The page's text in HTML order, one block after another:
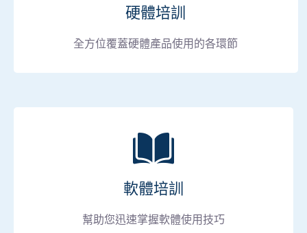
硬體培訓
全方位覆蓋硬體產品使用的各環節
軟體培訓
幫助您迅速掌握軟體使用技巧